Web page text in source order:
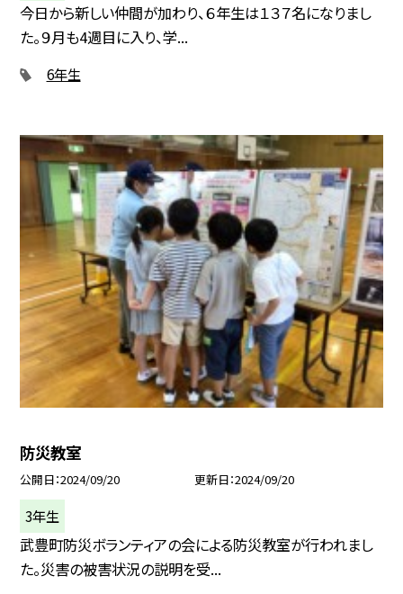
今日から新しい仲間が加わり、６年生は１３７名になりまし
た。９月も4週目に入り、学...
6年生
防災教室
公開日 2024/09/20 更新日 2024/09/20
3年生
武豊町防災ボランティアの会による防災教室が行われまし
た。災害の被害状況の説明を受...